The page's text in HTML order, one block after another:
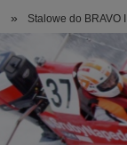
» Stalowe do BRAVO III